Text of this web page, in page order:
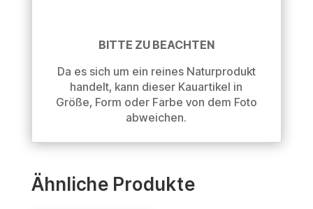
BITTE ZU BEACHTEN
Da es sich um ein reines Naturprodukt
handelt, kann dieser Kauartikel in
Größe, Form oder Farbe von dem Foto
abweichen.
Ähnliche Produkte